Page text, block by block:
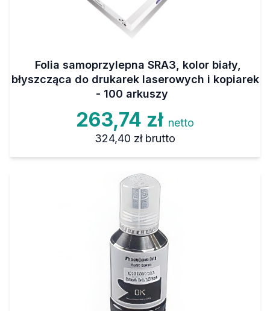
Folia samoprzylepna SRA3, kolor biały,
błyszcząca do drukarek laserowych i kopiarek
- 100 arkuszy
263,74 zł netto
324,40 zł brutto